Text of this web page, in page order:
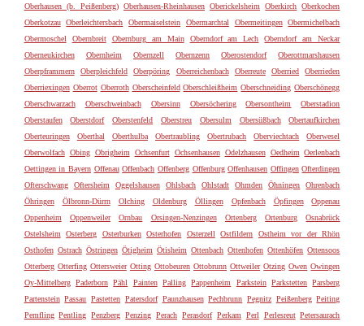
Oberhausen (b. Peißenberg) Oberhausen-Rheinhausen Oberickelsheim Oberkirch Oberkochen
Oberkotzau
Oberleichtersbach Obermaiselstein Obermarchtal Obermeitingen
Obermichelbach
Obermoschel
Obernbreit Obernburg am Main Oberndorf am Lech
Oberndorf am Neckar
Oberneukirchen
Obernheim Obernzell Obernzenn Oberostendorf
Oberottmarshausen
Oberpframmern
Oberpleichfeld Oberpöring Oberreichenbach Oberreute Oberried
Oberrieden
Oberriexingen Oberrot Oberroth Oberscheinfeld Oberschleißheim Oberschneiding Oberschönegg
Oberschwarzach
Oberschweinbach Obersinn Obersöchering Obersontheim
Oberstadion
Oberstaufen
Oberstdorf Oberstenfeld Oberstreu Obersulm Obersüßbach
Obertaufkirchen
Oberteuringen
Oberthal Oberthulba Obertraubling Obertrubach Oberviechtach
Oberwesel
Oberwolfach Obing Obrigheim Ochsenfurt Ochsenhausen Odelzhausen Oedheim Oerlenbach
Oettingen in Bayern Offenau Offenbach Offenberg Offenburg Offenhausen Offingen Ofterdingen
Ofterschwang
Oftersheim Oggelshausen Ohlsbach Ohlstadt Ohmden Öhningen
Ohrenbach
Öhringen
Ölbronn-Dürrn Olching Oldenburg Öllingen Opfenbach Öpfingen
Oppenau
Oppenheim
Oppenweiler Ornbau Orsingen-Nenzingen Ortenberg Ortenburg
Osnabrück
Ostelsheim
Osterberg Osterburken Osterhofen Osterzell Ostfildern
Ostheim vor der Rhön
Osthofen Ostrach Östringen Ötigheim Ötisheim Ottenbach Ottenhofen Ottenhöfen Ottensoos
Otterberg Otterfing Ottersweier Otting Ottobeuren Ottobrunn Ottweiler Otzing Owen Owingen
Oy-Mittelberg Paderborn Pähl Painten Palling Pappenheim Parkstein Parkstetten Parsberg
Partenstein Passau Pastetten Patersdorf Paunzhausen Pechbrunn Pegnitz Peißenberg Peiting
Pemfling Pentling Penzberg Penzing Perach Perasdorf Perkam Perl Perlesreut Petersaurach